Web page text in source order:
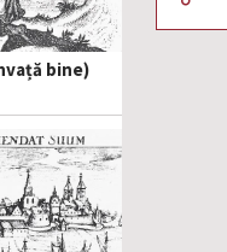
bine)